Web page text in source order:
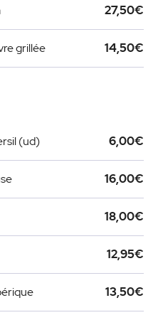
27,50€
grillée 14,50€
(ud) 6,00€
16,00€
18,00€
12,95€
13,50€